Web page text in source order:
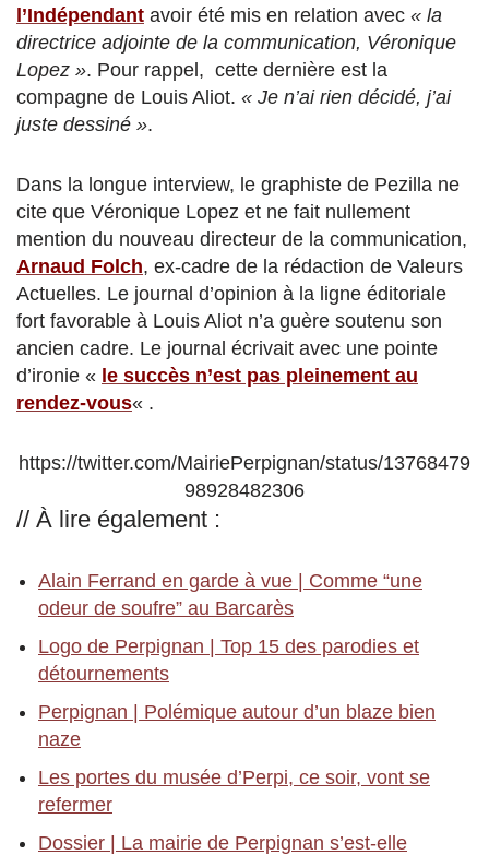
l’Indépendant avoir été mis en relation avec « la
directrice adjointe de la communication, Véronique
Lopez ». Pour rappel, cette dernière est la
compagne de Louis Aliot. « Je n’ai rien décidé, j’ai
juste dessiné ».
Dans la longue interview, le graphiste de Pezilla ne
cite que Véronique Lopez et ne fait nullement
mention du nouveau directeur de la communication,
Arnaud Folch, ex-cadre de la rédaction de Valeurs
Actuelles. Le journal d’opinion à la ligne éditoriale
fort favorable à Louis Aliot n’a guère soutenu son
ancien cadre. Le journal écrivait avec une pointe
d’ironie « le succès n’est pas pleinement au
rendez-vous« .
https://twitter.com/MairiePerpignan/status/13768479
98928482306
// À lire également :
Alain Ferrand en garde à vue | Comme “une
odeur de soufre” au Barcarès
Logo de Perpignan | Top 15 des parodies et
détournements
Perpignan | Polémique autour d’un blaze bien
naze
Les portes du musée d’Perpi, ce soir, vont se
refermer
Dossier | La mairie de Perpignan s’est-elle